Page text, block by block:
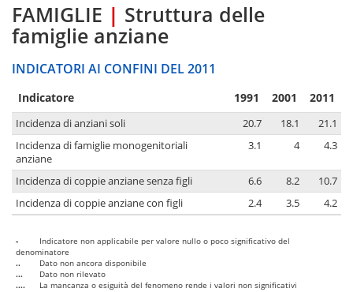
FAMIGLIE | Struttura delle
famiglie anziane
INDICATORI AI CONFINI DEL 2011
Indicatore 1991 2001 2011
Incidenza di anziani soli 20.7 18.1
21.1
Incidenza di famiglie monogenitoriali
anziane
3.1 4 4.3
Incidenza di coppie anziane senza figli 6.6 8.2
10.7
Incidenza di coppie anziane con figli
2.4 3.5 4.2
-
Indicatore non applicabile per valore nullo o poco significativo del
denominatore
..
Dato non ancora disponibile
...
Dato non rilevato
....
La mancanza o esiguità del fenomeno rende i valori non significativi